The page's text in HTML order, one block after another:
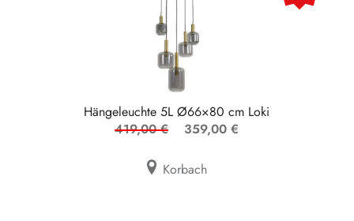
Hängeleuchte 5L Ø66×80 cm Loki
419,00 €
359,00 €
Korbach